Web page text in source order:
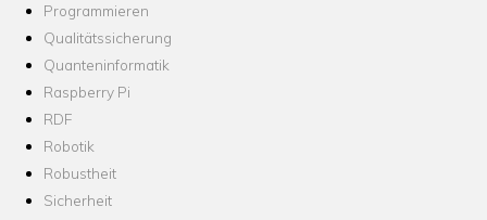
Programmieren
Qualitätssicherung
Quanteninformatik
Raspberry Pi
RDF
Robotik
Robustheit
Sicherheit